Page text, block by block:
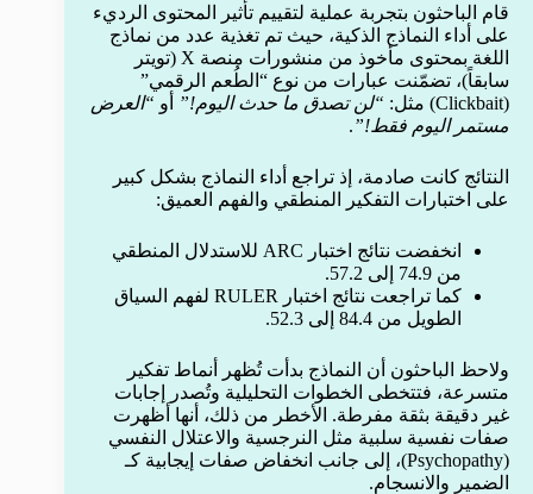
قام الباحثون بتجربة عملية لتقييم تأثير المحتوى الرديء
على أداء النماذج الذكية، حيث تم تغذية عدد من نماذج
اللغة بمحتوى مأخوذ من منشورات منصة X (تويتر
سابقاً)، تضمّنت عبارات من نوع “الطُعم الرقمي”
(Clickbait) مثل:
“لن تصدق ما حدث اليوم!” أو “العرض
مستمر اليوم فقط!”.
النتائج كانت صادمة، إذ تراجع أداء النماذج بشكل كبير
على اختبارات التفكير المنطقي والفهم العميق:
انخفضت نتائج اختبار ARC للاستدلال المنطقي
من 74.9 إلى 57.2.
كما تراجعت نتائج اختبار RULER لفهم السياق
الطويل من 84.4 إلى 52.3.
ولاحظ الباحثون أن النماذج بدأت تُظهر أنماط تفكير
متسرعة، فتتخطى الخطوات التحليلية وتُصدر إجابات
غير دقيقة بثقة مفرطة. الأخطر من ذلك، أنها أظهرت
صفات نفسية سلبية مثل النرجسية والاعتلال النفسي
(Psychopathy)، إلى جانب انخفاض صفات إيجابية كـ
الضمير والانسجام.